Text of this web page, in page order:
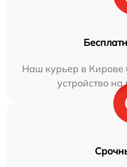
Наш курьер в Кирове
устройство